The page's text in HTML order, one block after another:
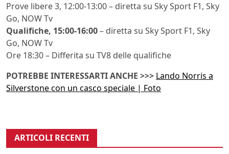
Prove libere 3, 12:00-13:00 – diretta su Sky Sport F1, Sky
Go, NOW Tv
Qualifiche, 15:00-16:00– diretta su Sky Sport F1, Sky
Go, NOW Tv
Ore 18:30 – Differita su TV8 delle qualifiche
POTREBBE INTERESSARTI ANCHE >>> Lando Norris a
Silverstone con un casco speciale | Foto
ARTICOLI RECENTI